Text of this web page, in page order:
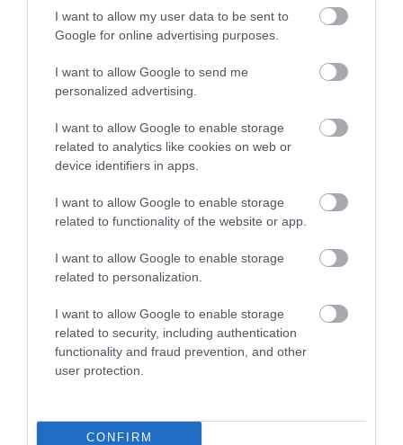
I want to allow my user data to be sent to
Google for online advertising purposes.
I want to allow Google to send me
personalized advertising.
I want to allow Google to enable storage
related to analytics like cookies on web or
device identifiers in apps.
I want to allow Google to enable storage
related to functionality of the website or app.
I want to allow Google to enable storage
related to personalization.
I want to allow Google to enable storage
related to security, including authentication
functionality and fraud prevention, and other
user protection.
CONFIRM
A csillagászat hosszú ideje fennálló
ellentmondása, hogy attól függően,
milyen eszközzel vizsgáljuk, a
világegyetem különböző sebességgel
űrteleszkópok eredményeinek
összevetésével megállapították: a
probléma nem mérési hibából adódik, írja
a Live Science.
A James Webbnek
köszönhetően most már
tudjuk: egyáltalán…